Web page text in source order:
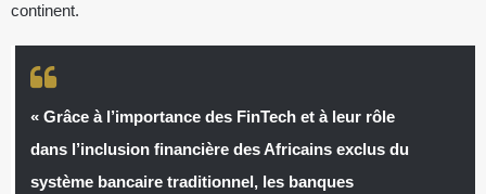
continent.
« Grâce à l’importance des FinTech et à leur rôle
dans l’inclusion financière des Africains exclus du
système bancaire traditionnel, les banques